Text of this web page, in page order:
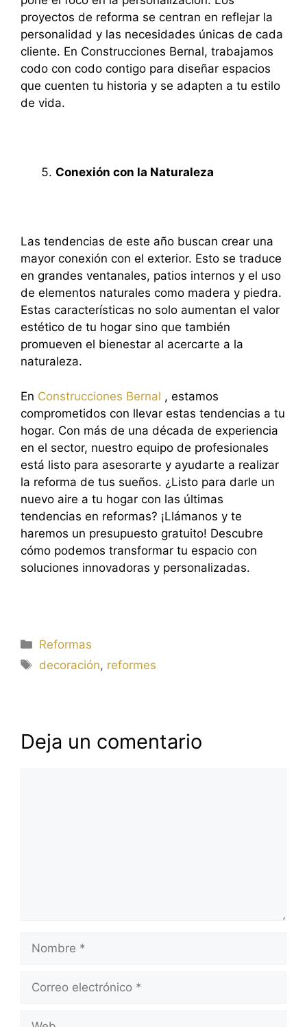
proyectos de reforma se centran en reflejar la
personalidad y las necesidades únicas de cada
cliente. En Construcciones Bernal, trabajamos
codo con codo contigo para diseñar espacios
que cuenten tu historia y se adapten a tu estilo
de vida.
Conexión con la Naturaleza
Las tendencias de este año buscan crear una
mayor conexión con el exterior. Esto se traduce
en grandes ventanales, patios internos y el uso
de elementos naturales como madera y piedra.
Estas características no solo aumentan el valor
estético de tu hogar sino que también
promueven el bienestar al acercarte a la
naturaleza.
En Construcciones Bernal , estamos
comprometidos con llevar estas tendencias a tu
hogar. Con más de una década de experiencia
en el sector, nuestro equipo de profesionales
está listo para asesorarte y ayudarte a realizar
la reforma de tus sueños. ¿Listo para darle un
nuevo aire a tu hogar con las últimas
tendencias en reformas? ¡Llámanos y te
haremos un presupuesto gratuito! Descubre
cómo podemos transformar tu espacio con
soluciones innovadoras y personalizadas.
Categorías
Reformas
Etiquetas
decoración, reformes
Deja un comentario
Nombre
Correo
Web